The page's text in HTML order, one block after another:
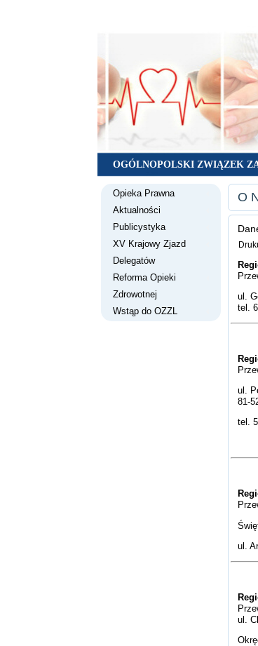
OGÓLNOPOLSKI ZWIĄZEK
Opieka Prawna
Aktualności
Publicystyka
XV Krajowy Zjazd
Delegatów
Reforma Opieki
Zdrowotnej
Wstąp do OZZL
O
ul.
tel.
ul.
81-
tel.
ul.
ul.